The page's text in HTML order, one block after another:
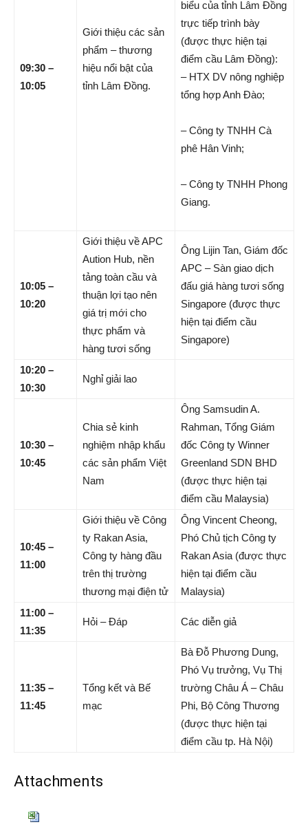
09:30 –
10:05
Giới thiệu các sản
phẩm – thương
hiệu nổi bật của
tỉnh Lâm Đồng.
biểu của tỉnh Lâm Đồng
trực tiếp trình bày
(được thực hiện tại
điểm cầu Lâm Đồng):
– HTX DV nông nghiệp
tổng hợp Anh Đào;
– Công ty TNHH Cà
phê Hân Vinh;
– Công ty TNHH Phong
Giang.
10:05 –
10:20
Giới thiệu về APC
Aution Hub, nền
tảng toàn cầu và
thuận lợi tạo nên
giá trị mới cho
thực phẩm và
hàng tươi sống
Ông Lijin Tan, Giám đốc
APC – Sàn giao dịch
đấu giá hàng tươi sống
Singapore (được thực
hiện tại điểm cầu
Singapore)
10:20 –
10:30
Nghỉ giải lao
10:30 –
10:45
Chia sẻ kinh
nghiệm nhập khẩu
các sản phẩm Việt
Nam
Ông Samsudin A.
Rahman, Tổng Giám
đốc Công ty Winner
Greenland SDN BHD
(được thực hiện tại
điểm cầu Malaysia)
10:45 –
11:00
Giới thiệu về Công
ty Rakan Asia,
Công ty hàng đầu
trên thị trường
thương mại điện tử
Ông Vincent Cheong,
Phó Chủ tịch Công ty
Rakan Asia (được thực
hiện tại điểm cầu
Malaysia)
11:00 –
11:35
Hỏi – Đáp Các diễn giả
11:35 –
11:45
Tổng kết và Bế
mạc
Bà Đỗ Phương Dung,
Phó Vụ trưởng, Vụ Thị
trường Châu Á – Châu
Phi, Bộ Công Thương
(được thực hiện tại
điểm cầu tp. Hà Nội)
Attachments